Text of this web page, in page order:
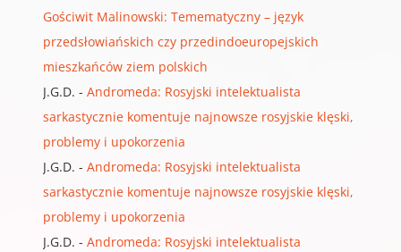
Gościwit Malinowski: Temematyczny – język
przedsłowiańskich czy przedindoeuropejskich
mieszkańców ziem polskich
J.G.D. - Andromeda: Rosyjski intelektualista
sarkastycznie komentuje najnowsze rosyjskie klęski,
problemy i upokorzenia
J.G.D. - Andromeda: Rosyjski intelektualista
sarkastycznie komentuje najnowsze rosyjskie klęski,
problemy i upokorzenia
J.G.D. - Andromeda: Rosyjski intelektualista